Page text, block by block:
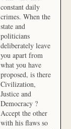
constant daily
crimes. When the
state and
politicians
deliberately leave
you apart from
what you have
proposed, is there
Civilization,
Justice and
Democracy ?
Accept the other
with his flaws so